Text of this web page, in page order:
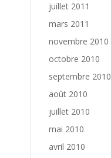
juillet 2011
mars 2011
novembre 2010
octobre 2010
septembre 2010
août 2010
juillet 2010
mai 2010
avril 2010